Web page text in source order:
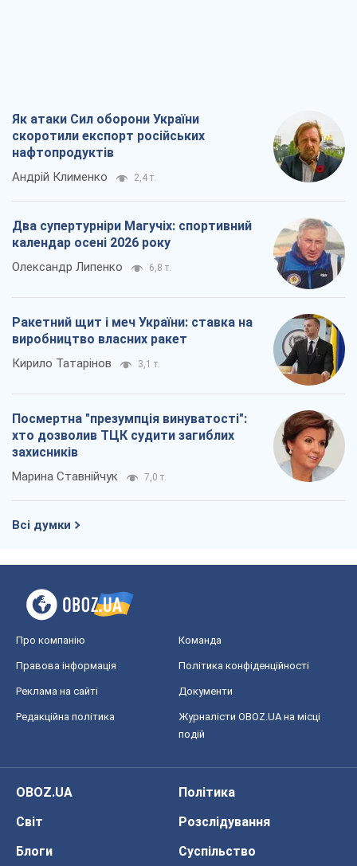
Як атаки Сил оборони України
скоротили експорт російських
нафтопродуктів
Андрій Клименко 2,4 т.
Два супертурніри Магучіх: спортивний
календар осені 2026 року
Олександр Липенко 6,8 т.
Ракетний щит і меч України: ставка на
виробництво власних ракет
Кирило Татарінов 3,1 т.
Посмертна "презумпція винуватості":
хто дозволив ТЦК судити загиблих
захисників
Марина Ставнійчук 7,0 т.
Всі думки
Про компанію Команда
Правова інформація Політика конфіденційності
Реклама на сайті Документи
Редакційна політика
Журналісти OBOZ.UA на місці
подій
OBOZ.UA
Політика
Світ
Розслідування
Блоги
Суспільство